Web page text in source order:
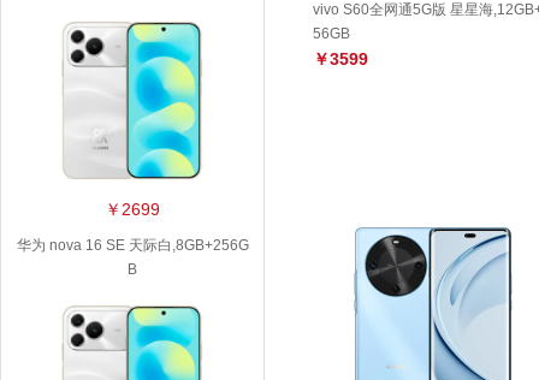
￥2699
华为 nova 16 SE 天际白,8GB+256G
B
vivo S60全网通5G版 星星海
56GB
￥3599